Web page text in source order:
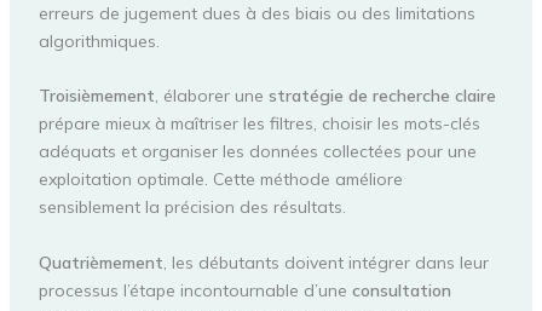
erreurs de jugement dues à des biais ou des limitations
algorithmiques.
Troisièmement, élaborer une stratégie de recherche claire
prépare mieux à maîtriser les filtres, choisir les mots-clés
adéquats et organiser les données collectées pour une
exploitation optimale. Cette méthode améliore
sensiblement la précision des résultats.
Quatrièmement , les débutants doivent intégrer dans leur
processus l’étape incontournable d’une consultation